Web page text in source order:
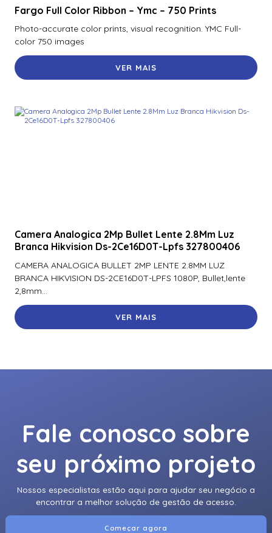
Fargo Full Color Ribbon – Ymc – 750 Prints
Photo-accurate color prints, visual recognition. YMC Full-
color 750 images
VER MAIS
Camera Analogica 2Mp Bullet Lente 2.8Mm Luz
Branca Hikvision Ds-2Ce16D0T-Lpfs 327800406
CAMERA ANALOGICA BULLET 2MP LENTE 2.8MM LUZ
BRANCA HIKVISION DS-2CE16D0T-LPFS 1080P, Bullet,lente
2,8mm...
VER MAIS
Fale conosco sobre
seu próximo projeto
Nossos especialistas estão aqui para ajudar seu negócio a
encontrar a melhor solução de gestão de acesso.
Começar agora